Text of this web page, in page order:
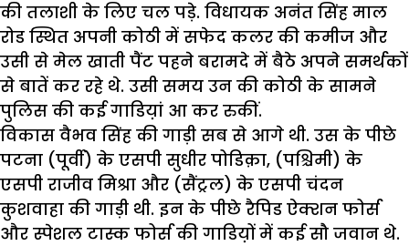
की तलाशी के लिए चल पड़े. विधायक अनंत सिंह माल
रोड स्थित अपनी कोठी में सफेद कलर की कमीज और
उसी से मेल खाती पैंट पहने बरामदे में बैठे अपने समर्थकों
से बातें कर रहे थे. उसी समय उन की कोठी के सामने
पुलिस की कई गाडिय़ां आ कर रुकीं.
विकास वैभव सिंह की गाड़ी सब से आगे थी. उस के पीछे
पटना (पूर्वी) के एसपी सुधीर पोडिक़ा, (पश्चिमी) के
एसपी राजीव मिश्रा और (सैंट्रल) के एसपी चंदन
कुशवाहा की गाड़ी थी. इन के पीछे रैपिड ऐक्शन फोर्स
और स्पेशल टास्क फोर्स की गाडिय़ों में कई सौ जवान थे.